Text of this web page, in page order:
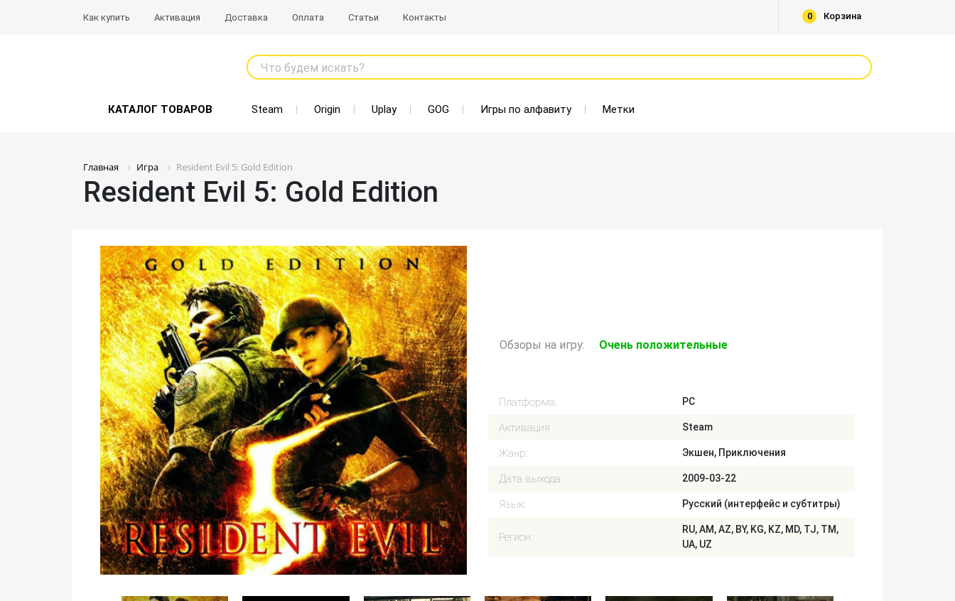
Как купить Активация Доставка Оплата Статьи Контакты Корзина
0
Что будем искать?
КАТАЛОГ ТОВАРОВ Steam Origin Uplay GOG Игры по алфавиту Метки
Главная Игра Resident Evil 5: Gold Edition
Resident Evil 5: Gold Edition
Обзоры на игру: Очень положительные
Платформа: PC
Активация Steam
Жанр: Экшен, Приключения
Дата выхода: 2009-03-22
Язык: Русский (интерфейс и субтитры)
Регион:
RU, AM, AZ, BY, KG, KZ, MD, TJ, TM,
UA, UZ